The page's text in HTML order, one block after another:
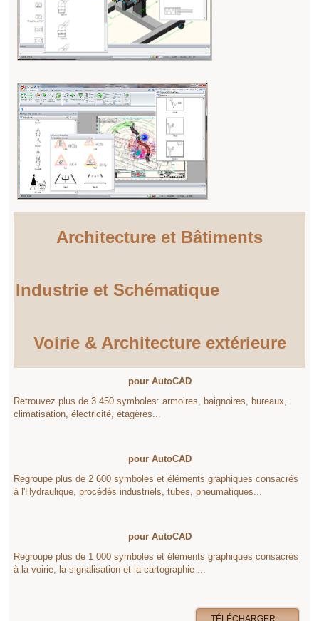
Architecture et Bâtiments
Industrie et Schématique
Voirie & Architecture extérieure
pour AutoCAD
Retrouvez plus de 3 450 symboles: armoires, baignoires, bureaux,
climatisation, électricité, étagères...
pour AutoCAD
Regroupe plus de 2 600 symboles et éléments graphiques consacrés
à l'Hydraulique, procédés industriels, tubes, pneumatiques...
pour AutoCAD
Regroupe plus de 1 000 symboles et éléments graphiques consacrés
à la voirie, la signalisation et la cartographie ...